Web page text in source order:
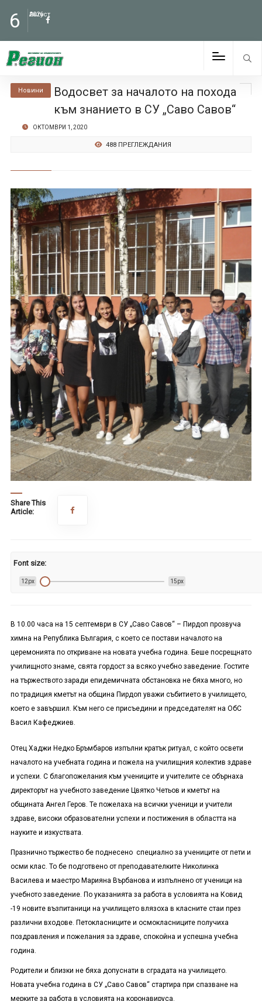
6 Август
2026
Новини
Водосвет за началото на похода
към знанието в СУ „Саво Савов“
ОКТОМВРИ 1, 2020
488 ПРЕГЛЕЖДАНИЯ
Share This
Article:
Font size:
12px 15px
В 10.00 часа на 15 септември в СУ „Саво Савов“ – Пирдоп прозвуча
химна на Република България, с което се постави началото на
церемонията по откриване на новата учебна година. Беше посрещнато
училищното знаме, свята гордост за всяко учебно заведение. Гостите
на тържеството заради епидемичната обстановка не бяха много, но
по традиция кметът на община Пирдоп уважи събитието в училището,
което е завършил. Към него се присъедини и председателят на ОбС
Васил Кафеджиев.
Отец Хаджи Недко Бръмбаров изпълни кратък ритуал, с който освети
началото на учебната година и пожела на училищния колектив здраве
и успехи. С благопожелания към учениците и учителите се обърнаха
директорът на учебното заведение Цвятко Четьов и кметът на
общината Ангел Геров. Те пожелаха на всички ученици и учители
здраве, високи образователни успехи и постижения в областта на
науките и изкуствата.
Празнично тържество бе поднесено специално за учениците от пети и
осми клас. То бе подготвено от преподавателките Николинка
Василева и маестро Марияна Върбанова и изпълнено от ученици на
учебното заведение. По указанията за работа в условията на Ковид
-19 новите възпитаници на училището влязоха в класните стаи през
различни входове. Петокласниците и осмокласниците получиха
поздравления и пожелания за здраве, спокойна и успешна учебна
година.
Родители и близки не бяха допуснати в сградата на училището.
Новата учебна година в СУ „Саво Савов“ стартира при спазване на
мерките за работа в условията на коронавируса.